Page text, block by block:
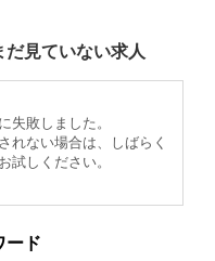
だ見ていない求人
失敗しました。
れない場合は、しばらく
試しください。
ード